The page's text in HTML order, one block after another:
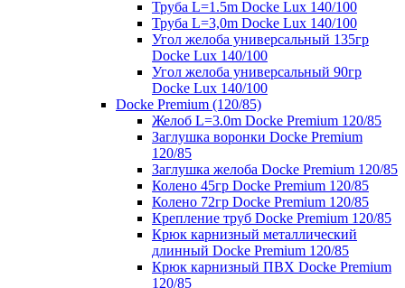
Труба L=1.5m Docke Lux 140/100
Труба L=3,0m Docke Lux 140/100
Угол желоба универсальный 135гр
Docke Lux 140/100
Угол желоба универсальный 90гр
Docke Lux 140/100
Docke Premium (120/85)
Желоб L=3.0m Docke Premium 120/85
Заглушка воронки Docke Premium
120/85
Заглушка желоба Docke Premium 120/85
Колено 45гр Docke Premium 120/85
Колено 72гр Docke Premium 120/85
Крепление труб Docke Premium 120/85
Крюк карнизный металлический
длинный Docke Premium 120/85
Крюк карнизный ПВХ Docke Premium
120/85